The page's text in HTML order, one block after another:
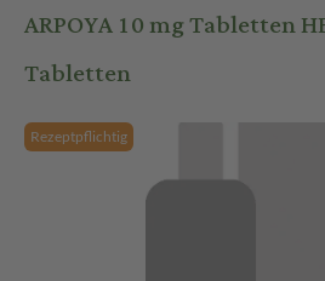
ARPOYA 10 mg Tabletten
Tabletten
Rezeptpflichtig